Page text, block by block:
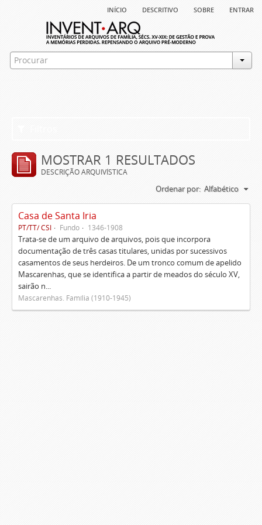
início descritivo sobre entrar
MOSTRAR 1 RESULTADOS
DESCRIÇÃO ARQUIVÍSTICA
Ordenar por: Alfabético
Casa de Santa Iria
PT/TT/ CSI Fundo 1346-1908
Trata-se de um arquivo de arquivos, pois que incorpora
documentação de três casas titulares, unidas por sucessivos
casamentos de seus herdeiros. De um tronco comum de apelido
Mascarenhas, que se identifica a partir de meados do século XV,
sairão n...
Mascarenhas. Família (1910-1945)